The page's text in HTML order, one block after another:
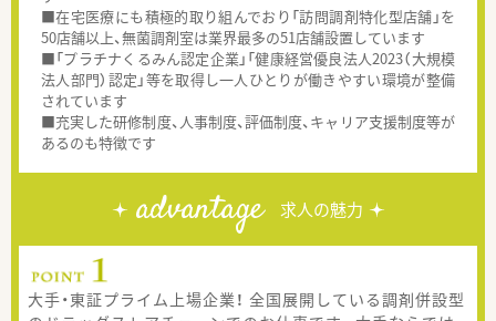
■在宅医療にも積極的取り組んでおり「訪問調剤特化型店舗」を
50店舗以上、無菌調剤室は業界最多の51店舗設置しています
■「プラチナくるみん認定企業」「健康経営優良法人2023（大規模
法人部門）認定」等を取得し一人ひとりが働きやすい環境が整備
されています
■充実した研修制度、人事制度、評価制度、キャリア支援制度等が
あるのも特徴です
advantage 求人の魅力
大手・東証プライム上場企業！ 全国展開している調剤併設型